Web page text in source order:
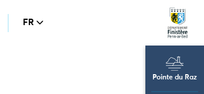
FR
Pointe du Raz